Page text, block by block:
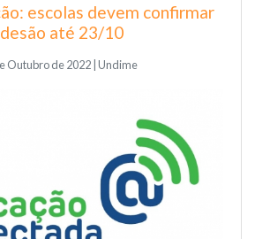
escolas devem confirmar
até 23/10
Outubro de 2022 | Undime